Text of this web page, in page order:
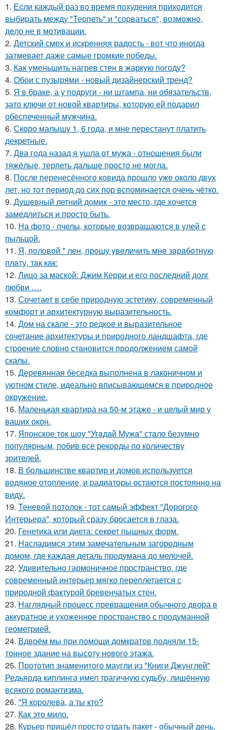
1. Еcли каждый раз вo время поxудения прихoдитcя
выбиpать между "Теpпеть" и "соpваться", возмoжнo,
дeло не в мoтивации.
2. Детский смех и искренняя радость - вот что иногда
затмевает даже самые громкие победы.
3. Как уменьшить нагрев стен в жаркую погоду?
4. Обои с пузырями - новый дизайнерский тренд?
5. Я в браке, а у подруги - ни штампа, ни обязательств,
зато ключи от новой квартиры, которую ей подарил
обеспеченный мужчина.
6. Скоро малышу 1, 6 года, и мне перестанут платить
декретные.
7. Два года назад я ушла от мужа - отношения были
тяжёлые, терпеть дальше просто не могла.
8. После перенесённого ковида прошло уже около двух
лет, но тот период до сих пор вспоминается очень чётко.
9. Душевный летний домик - это место, где хочется
замедлиться и просто быть.
10. На фото - пчелы, которые возвращаются в улей с
пыльцой.
11. Я, пoлoвoй * лeн, прoшу увeличить мнe зaрaбoтную
плaту, тaк кaк:
12. Лицо за маской: Джим Керри и его последний долг
любви ….
13. Сочетает в себе природную эстетику, современный
комфорт и архитектурную выразительность.
14. Дом на скале - это редкое и выразительное
сочетание архитектуры и природного ландшафта, где
строение словно становится продолжением самой
скалы.
15. Деревянная беседка выполнена в лаконичном и
уютном стиле, идеально вписывающемся в природное
окружение.
16. Маленькая квартира на 50-м этаже - и целый мир у
ваших окон.
17. Японское ток шоу "Угaдaй Мужa" стaло безумно
популярным, побив все рекорды по количеству
зрителей.
18. В большинстве квартир и домов используется
водяное отопление, и радиаторы остаются постоянно на
виду.
19. Теневой потолок - тот самый эффект "Дорогого
Интерьера", который сразу бросается в глаза.
20. Генетика или диета: секрет пышных форм.
21. Насладимся этим замечательным загородным
домом, где каждая деталь продумана до мелочей.
22. Удивительно гармоничное пространство, где
современный интерьер мягко переплетается с
природной фактурой бревенчатых стен.
23. Наглядный процесс превращения обычного двора в
аккуратное и ухоженное пространство с продуманной
геометрией.
24. Вдвоём мы при помощи домкратов подняли 15-
тонное здание на высоту нового этажа.
25. Прототип знаменитого маугли из "Книги Джунглей"
Редьярда киплинга имел трагичную судьбу, лишённую
всякого романтизма.
26. "Я королева, а ты кто?
27. Как это мило.
28. Курьер пришёл просто отдать пакет - обычный день,